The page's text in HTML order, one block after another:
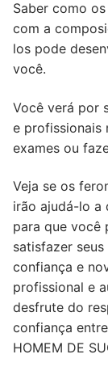
Saber como
com a
los pode
você.
Você verá por
e profissionais
exames ou
Veja se os
irão ajudá-lo a
para que você
satisfazer
confiança e
profissional e
desfrute do
confiança
HOMEM DE